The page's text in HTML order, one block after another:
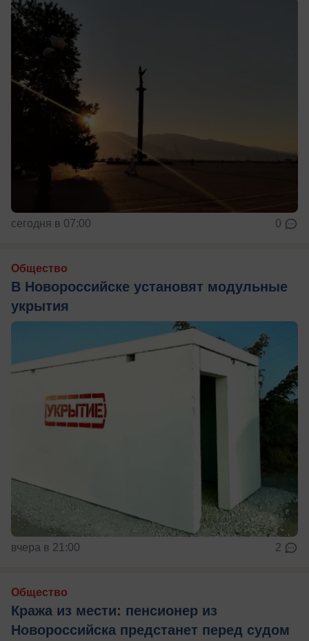
сегодня в 07:00 0
Общество
В Новороссийске установят модульные
укрытия
вчера в 21:00 2
Общество
Кража из мести: пенсионер из
Новороссийска предстанет перед судом